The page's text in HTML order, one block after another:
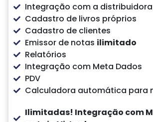
Integração com a distribuidora
Cadastro de livros próprios
Cadastro de clientes
Emissor de notas ilimitado
Relatórios
Integração com Meta Dados
PDV
Calculadora automática para
Ilimitadas! Integração com